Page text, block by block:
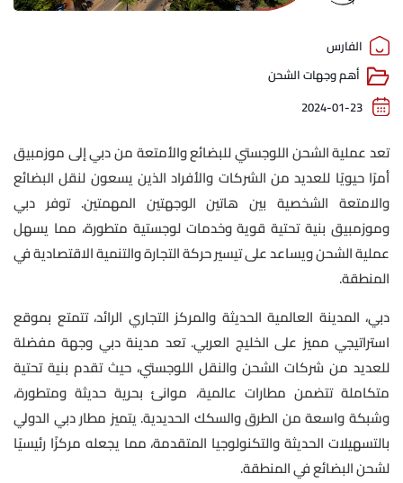
الفارس
أهم وجهات الشحن
2024-01-23
تعد عملية الشحن اللوجستي للبضائع والأمتعة من دبي إلى موزمبيق
أمرًا حيويًا للعديد من الشركات والأفراد الذين يسعون لنقل البضائع
والامتعة الشخصية بين هاتين الوجهتين المهمتين. توفر دبي
وموزمبيق بنية تحتية قوية وخدمات لوجستية متطورة، مما يسهل
عملية الشحن ويساعد على تيسير حركة التجارة والتنمية الاقتصادية في
المنطقة.
دبي، المدينة العالمية الحديثة والمركز التجاري الرائد، تتمتع بموقع
استراتيجي مميز على الخليج العربي. تعد مدينة دبي وجهة مفضلة
للعديد من شركات الشحن والنقل اللوجستي، حيث تقدم بنية تحتية
متكاملة تتضمن مطارات عالمية، موانئ بحرية حديثة ومتطورة،
وشبكة واسعة من الطرق والسكك الحديدية. يتميز مطار دبي الدولي
بالتسهيلات الحديثة والتكنولوجيا المتقدمة، مما يجعله مركزًا رئيسيًا
لشحن البضائع في المنطقة.